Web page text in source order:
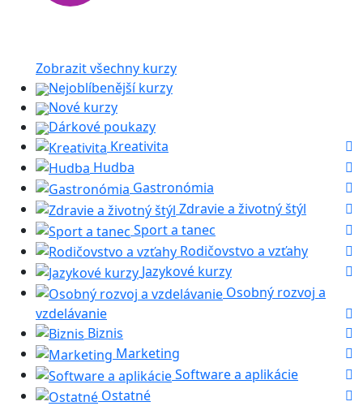
Zobrazit všechny kurzy
Nejoblíbenější kurzy
Nové kurzy
Dárkové poukazy
Kreativita
Hudba
Gastronómia
Zdravie a životný štýl
Sport a tanec
Rodičovstvo a vzťahy
Jazykové kurzy
Osobný rozvoj a
vzdelávanie
Biznis
Marketing
Software a aplikácie
Ostatné